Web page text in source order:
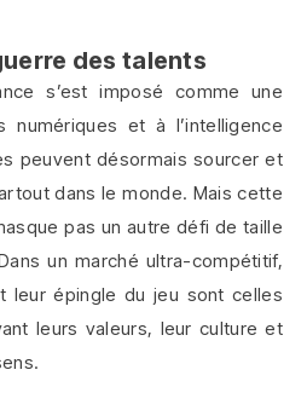
des talents
s’est imposé comme une
numériques et à l’intelligence
peuvent désormais sourcer et
dans le monde. Mais cette
pas un autre défi de taille
un marché ultra-compétitif,
leur épingle du jeu sont celles
leurs valeurs, leur culture et